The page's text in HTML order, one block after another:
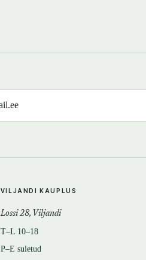
VILJANDI KAUPLUS
Lossi 28, Viljandi
T–L 10–18
P–E suletud